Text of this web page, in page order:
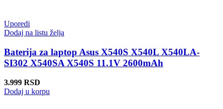
Uporedi
Dodaj na listu želja
Baterija za laptop Asus X540S X540L X540LA-
SI302 X540SA X540S 11.1V 2600mAh
3.999 RSD
Dodaj u korpu